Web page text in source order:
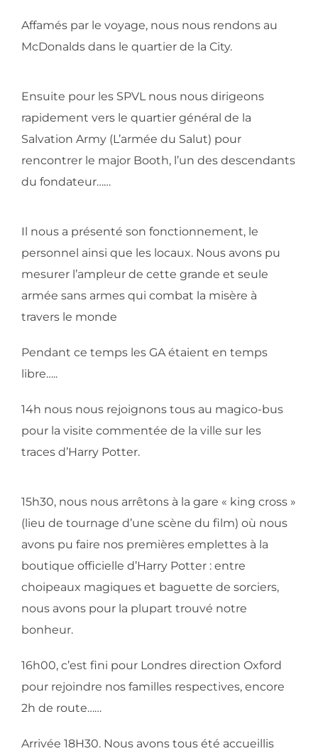
Affamés par le voyage, nous nous rendons au
McDonalds dans le quartier de la City.
Ensuite pour les SPVL nous nous dirigeons
rapidement vers le quartier général de la
Salvation Army (L’armée du Salut) pour
rencontrer le major Booth, l’un des descendants
du fondateur……
Il nous a présenté son fonctionnement, le
personnel ainsi que les locaux. Nous avons pu
mesurer l’ampleur de cette grande et seule
armée sans armes qui combat la misère à
travers le monde
Pendant ce temps les GA étaient en temps
libre…..
14h nous nous rejoignons tous au magico-bus
pour la visite commentée de la ville sur les
traces d’Harry Potter.
15h30, nous nous arrêtons à la gare « king cross »
(lieu de tournage d’une scène du film) où nous
avons pu faire nos premières emplettes à la
boutique officielle d’Harry Potter : entre
choipeaux magiques et baguette de sorciers,
nous avons pour la plupart trouvé notre
bonheur.
16h00, c’est fini pour Londres direction Oxford
pour rejoindre nos familles respectives, encore
2h de route……
Arrivée 18H30. Nous avons tous été accueillis